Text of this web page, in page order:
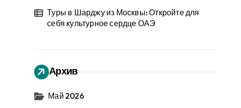
Туры в Шарджу из Москвы: Откройте для
себя культурное сердце ОАЭ
Архив
Май 2026